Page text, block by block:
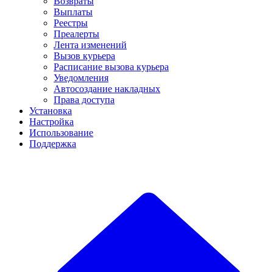
Выплаты
Реестры
Преалерты
Лента изменений
Вызов курьера
Расписание вызова курьера
Уведомления
Автосоздание накладных
Права доступа
Установка
Настройка
Использование
Поддержка